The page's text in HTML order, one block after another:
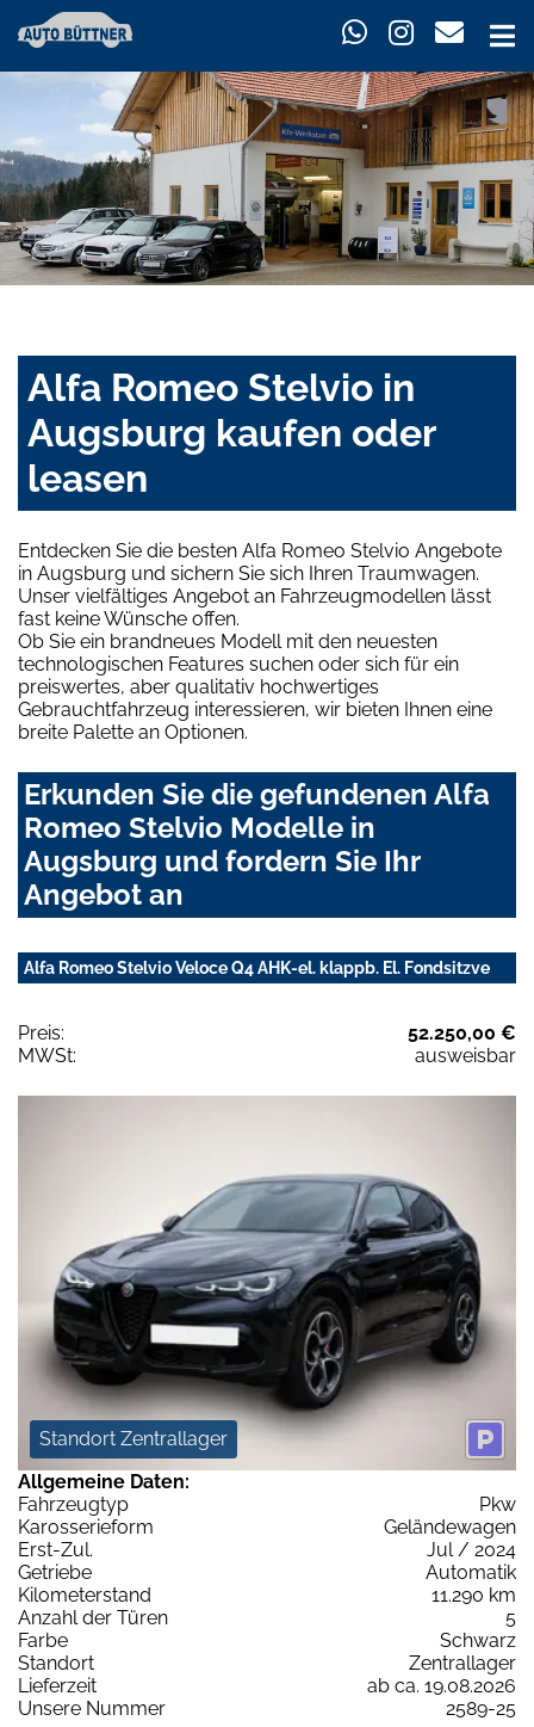
Alfa Romeo Stelvio in
Augsburg kaufen oder
leasen
Entdecken Sie die besten Alfa Romeo Stelvio Angebote
in Augsburg und sichern Sie sich Ihren Traumwagen.
Unser vielfältiges Angebot an Fahrzeugmodellen lässt
fast keine Wünsche offen.
Ob Sie ein brandneues Modell mit den neuesten
technologischen Features suchen oder sich für ein
preiswertes, aber qualitativ hochwertiges
Gebrauchtfahrzeug interessieren, wir bieten Ihnen eine
breite Palette an Optionen.
Erkunden Sie die gefundenen Alfa
Romeo Stelvio Modelle in
Augsburg und fordern Sie Ihr
Angebot an
Alfa Romeo Stelvio Veloce Q4 AHK-el. klappb. El. Fondsitzve
Preis:
52.250,00 €
MWSt:
ausweisbar
Standort Zentrallager
Allgemeine Daten:
Fahrzeugtyp
Pkw
Karosserieform
Geländewagen
Erst-Zul.
Jul / 2024
Getriebe
Automatik
Kilometerstand
11.290 km
Anzahl der Türen
5
Farbe
Schwarz
Standort
Zentrallager
Lieferzeit
ab ca. 19.08.2026
Unsere Nummer
2589-25